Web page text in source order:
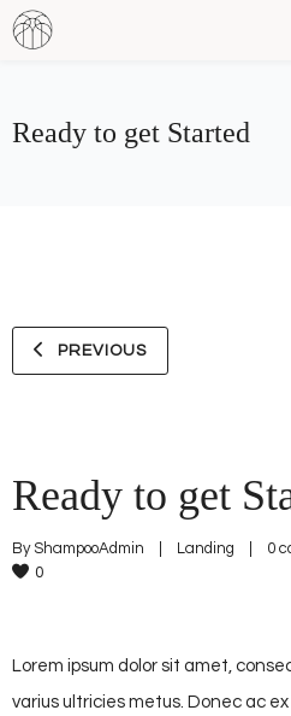
Ready to get Started
PREVIOUS
Ready to get
By ShampooAdmin Landing 0
0
Lorem ipsum dolor sit amet,
varius ultricies metus. Donec ac